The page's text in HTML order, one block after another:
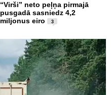
“Virši” neto peļņa pirmajā
pusgadā sasniedz 4,2
miljonus eiro
3